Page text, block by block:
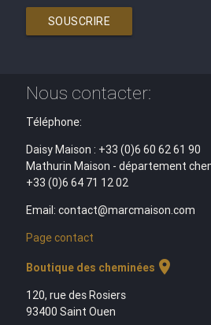
SOUSCRIRE
Nous contacter:
Téléphone:
Daisy Maison : +33 (0)6 60 62 61 90
Mathurin Maison - département
+33 (0)6 64 71 12 02
Email: contact@marcmaison.com
Page contact
Boutique des cheminées location_on
120, rue des Rosiers
93400 Saint Ouen